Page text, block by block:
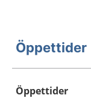
Öppettider
Öppettider